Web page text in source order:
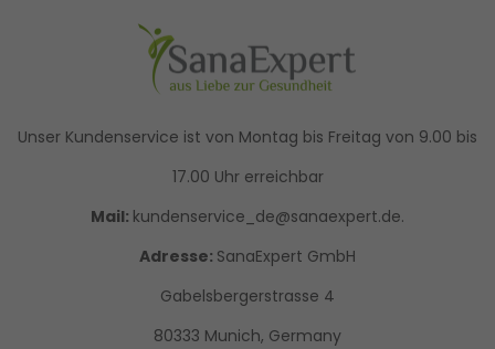
Unser Kundenservice ist von Montag bis Freitag von 9.00 bis
17.00 Uhr erreichbar
Mail: kundenservice_de@sanaexpert.de.
Adresse: SanaExpert GmbH
Gabelsbergerstrasse 4
80333 Munich, Germany